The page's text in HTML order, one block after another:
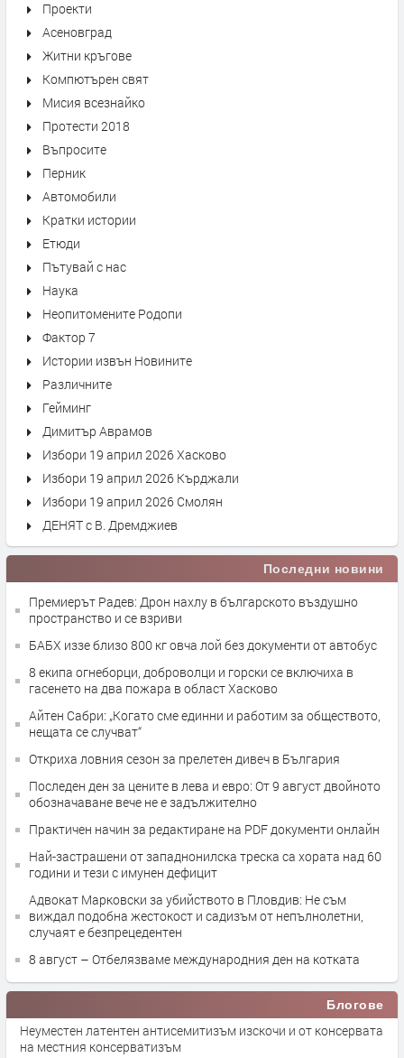
Проекти
Асеновград
Житни кръгове
Компютърен свят
Мисия всезнайко
Протести 2018
Въпросите
Перник
Автомобили
Кратки истории
Етюди
Пътувай с нас
Наука
Неопитомените Родопи
Фактор 7
Истории извън Новините
Различните
Гейминг
Димитър Аврамов
Избори 19 април 2026 Хасково
Избори 19 април 2026 Кърджали
Избори 19 април 2026 Смолян
ДЕНЯТ с В. Дремджиев
Последни новини
Премиерът Радев: Дрон нахлу в българското въздушно
пространство и се взриви
БАБХ иззе близо 800 кг овча лой без документи от автобус
8 екипа огнеборци, доброволци и горски се включиха в
гасенето на два пожара в област Хасково
Айтен Сабри: „Когато сме единни и работим за обществото,
нещата се случват“
Откриха ловния сезон за прелетен дивеч в България
Последен ден за цените в лева и евро: От 9 август двойното
обозначаване вече не е задължително
Практичен начин за редактиране на PDF документи онлайн
Най-застрашени от западнонилска треска са хората над 60
години и тези с имунен дефицит
Адвокат Марковски за убийството в Пловдив: Не съм
виждал подобна жестокост и садизъм от непълнолетни,
случаят е безпрецедентен
8 август – Отбелязваме международния ден на котката
Блогове
Неуместен латентен антисемитизъм изскочи и от консервата
на местния консерватизъм